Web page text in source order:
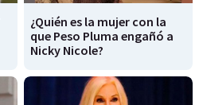
¿Quién es la mujer con la
que Peso Pluma engañó a
Nicky Nicole?